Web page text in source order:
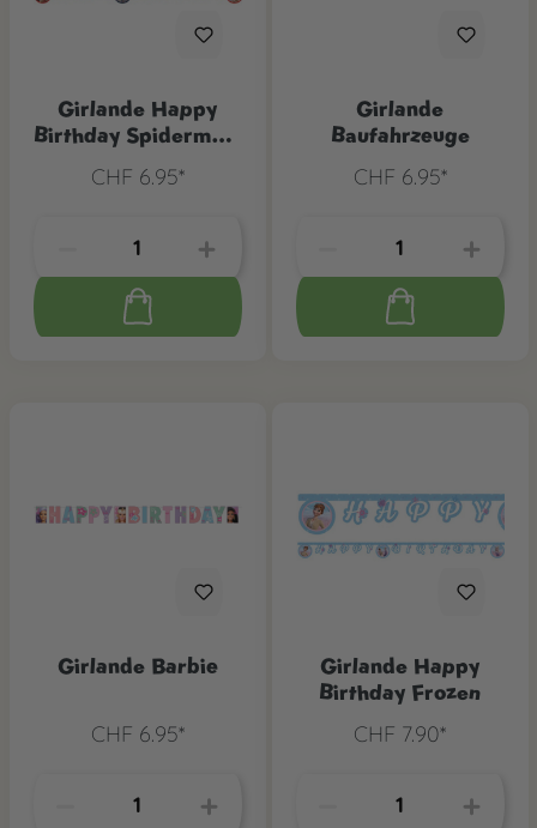
Girlande Happy
Birthday Spiderman,
CHF 6.95*
Girlande
Baufahrzeuge
CHF 6.95*
Girlande Barbie
CHF 6.95*
Girlande Happy
Birthday Frozen
CHF 7.90*